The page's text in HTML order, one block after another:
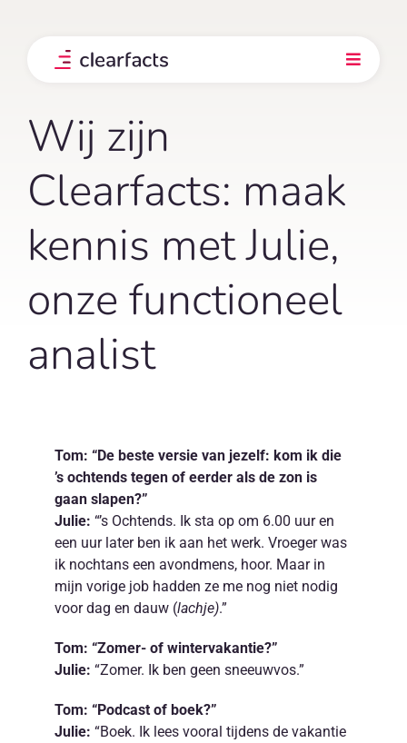
Toggle
Onze klanten
Ontdek
Wij zijn
Clearfacts: maak
kennis met Julie,
onze functioneel
analist
Tom: “De beste versie van jezelf: kom ik die
’s ochtends tegen of eerder als de zon is
gaan slapen?”
Julie: “’s Ochtends. Ik sta op om 6.00 uur en
een uur later ben ik aan het werk. Vroeger was
ik nochtans een avondmens, hoor. Maar in
mijn vorige job hadden ze me nog niet nodig
voor dag en dauw (lachje).”
Tom: “Zomer- of wintervakantie?”
Julie: “Zomer. Ik ben geen sneeuwvos.”
Tom: “Podcast of boek?”
Julie: “Boek. Ik lees vooral tijdens de vakantie